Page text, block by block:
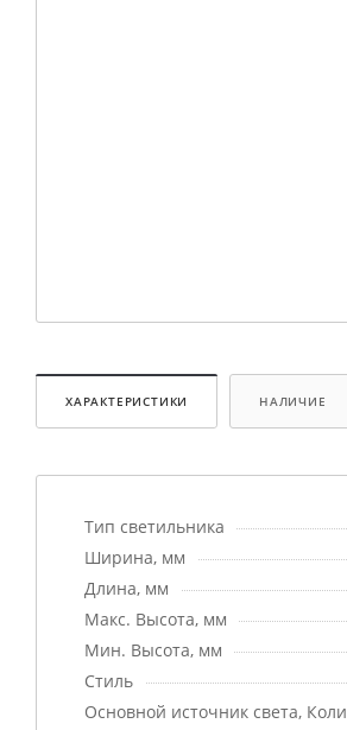
ХАРАКТЕРИСТИКИ НАЛИЧИЕ
Тип светильника
Ширина, мм
Длина, мм
Макс. Высота, мм
Мин. Высота, мм
Стиль
Основной источник света,